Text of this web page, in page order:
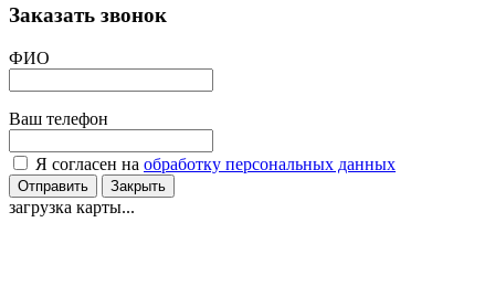
Заказать звонок
ФИО
Ваш телефон
Я согласен на обработку персональных данных
Отправить Закрыть
загрузка карты...